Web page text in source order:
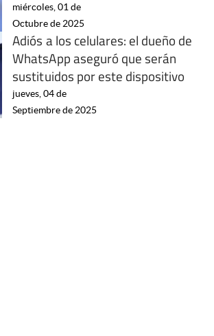
miércoles, 01 de
Octubre de 2025
Adiós a los celulares: el dueño de
WhatsApp aseguró que serán
sustituidos por este dispositivo
jueves, 04 de
Septiembre de 2025